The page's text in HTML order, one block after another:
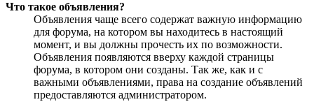
Что такое объявления?
Объявления чаще всего содержат важную информацию
для форума, на котором вы находитесь в настоящий
момент, и вы должны прочесть их по возможности.
Объявления появляются вверху каждой страницы
форума, в котором они созданы. Так же, как и с
важными объявлениями, права на создание объявлений
предоставляются администратором.